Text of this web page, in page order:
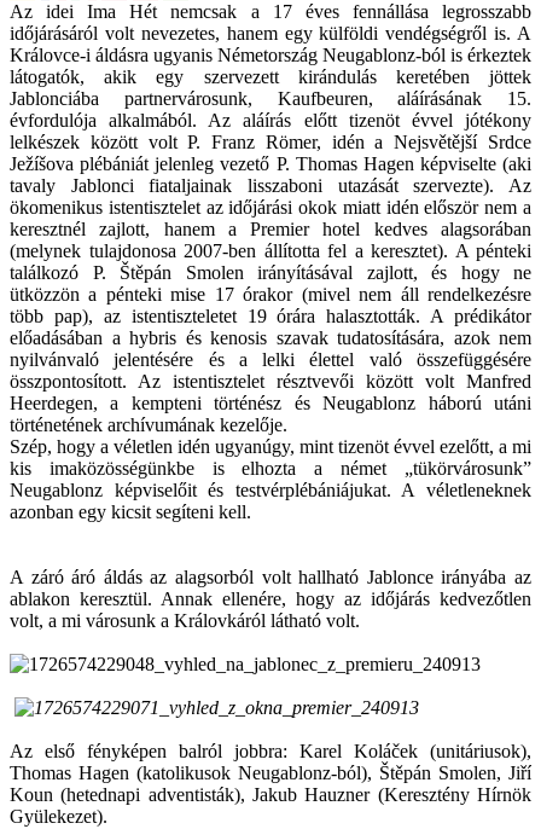
Az idei Ima Hét nemcsak a 17 éves fennállása legrosszabb
időjárásáról volt nevezetes, hanem egy külföldi vendégségről is. A
Královce-i áldásra ugyanis Németország Neugablonz-ból is érkeztek
látogatók, akik egy szervezett kirándulás keretében jöttek
Jablonciába partnervárosunk, Kaufbeuren, aláírásának 15.
évfordulója alkalmából. Az aláírás előtt tizenöt évvel jótékony
lelkészek között volt P. Franz Römer, idén a Nejsvětější Srdce
Ježíšova plébániát jelenleg vezető P. Thomas Hagen képviselte (aki
tavaly Jablonci fiataljainak lisszaboni utazását szervezte). Az
ökomenikus istentisztelet az időjárási okok miatt idén először nem a
keresztnél zajlott, hanem a Premier hotel kedves alagsorában
(melynek tulajdonosa 2007-ben állította fel a keresztet). A pénteki
találkozó P. Štěpán Smolen irányításával zajlott, és hogy ne
ütközzön a pénteki mise 17 órakor (mivel nem áll rendelkezésre
több pap), az istentiszteletet 19 órára halasztották. A prédikátor
előadásában a hybris és kenosis szavak tudatosítására, azok nem
nyilvánvaló jelentésére és a lelki élettel való összefüggésére
összpontosított. Az istentisztelet résztvevői között volt Manfred
Heerdegen, a kempteni történész és Neugablonz háború utáni
történetének archívumának kezelője.
Szép, hogy a véletlen idén ugyanúgy, mint tizenöt évvel ezelőtt, a mi
kis imaközösségünkbe is elhozta a német „tükörvárosunk”
Neugablonz képviselőit és testvérplébániájukat. A véletleneknek
azonban egy kicsit segíteni kell.
A záró áró áldás az alagsorból volt hallható Jablonce irányába az
ablakon keresztül. Annak ellenére, hogy az időjárás kedvezőtlen
volt, a mi városunk a Královkáról látható volt.
Az első fényképen balról jobbra: Karel Koláček (unitáriusok),
Thomas Hagen (katolikusok Neugablonz-ból), Štěpán Smolen, Jiří
Koun (hetednapi adventisták), Jakub Hauzner (Keresztény Hírnök
Gyülekezet).